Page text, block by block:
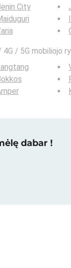
City
/ 5G mobiliojo
dabar !